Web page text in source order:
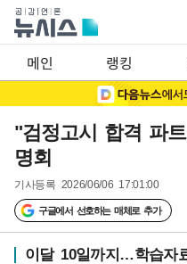
메인 랭킹
"검정고시 합격 파
명회
기사등록 2026/06/06 17:01:00
구글에서 선호하는 매체로 추가
이달 10일까지…학습자